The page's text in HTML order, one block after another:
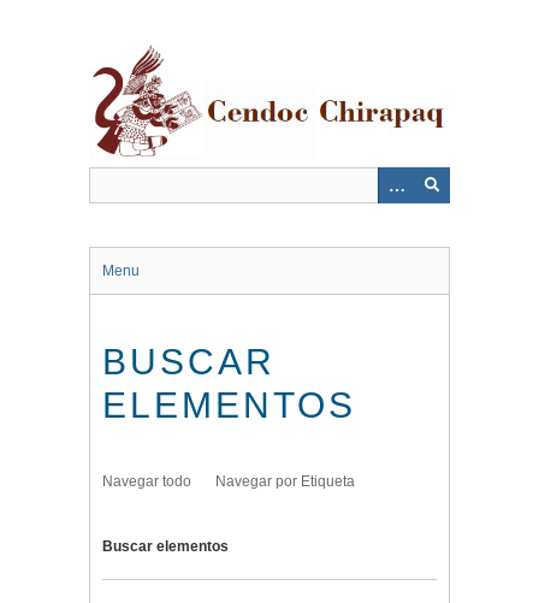
Menu
BUSCAR
ELEMENTOS
Navegar todo Navegar por Etiqueta
Buscar elementos